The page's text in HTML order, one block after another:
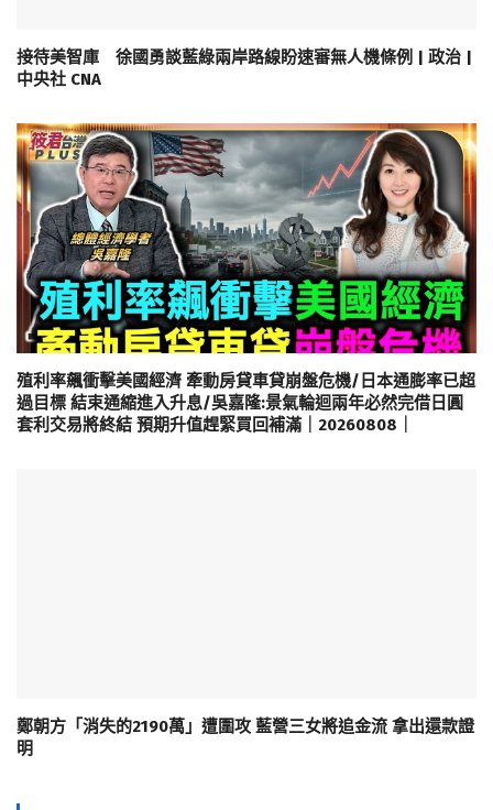
接待美智庫 徐國勇談藍綠兩岸路線盼速審無人機條例 | 政治 |
中央社 CNA
殖利率飆衝擊美國經濟 牽動房貸車貸崩盤危機/日本通膨率已超
過目標 結束通縮進入升息/吳嘉隆:景氣輪迴兩年必然完借日圓
套利交易將終結 預期升值趕緊買回補滿｜20260808｜
鄭朝方「消失的2190萬」遭圍攻 藍營三女將追金流 拿出還款證
明